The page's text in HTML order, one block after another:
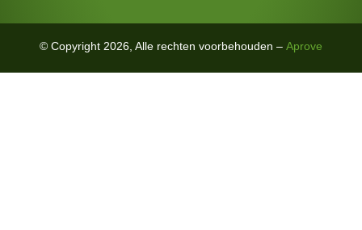
© Copyright 2026, Alle rechten voorbehouden – Aprove